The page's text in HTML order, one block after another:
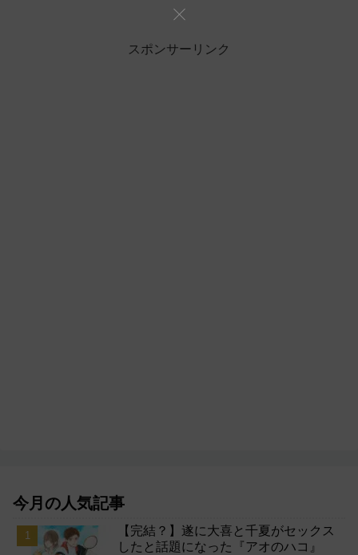
スポンサーリンク
今月の人気記事
【完結？】遂に大喜と千夏がセックス
したと話題になった『アオのハコ』